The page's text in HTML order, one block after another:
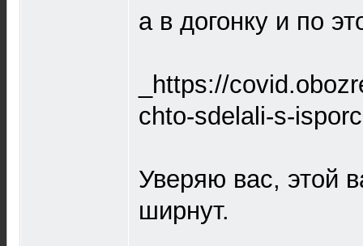
а в догонку и по
_https://
chto-sdelali-s-
Уверяю вас, этой
ширнут.